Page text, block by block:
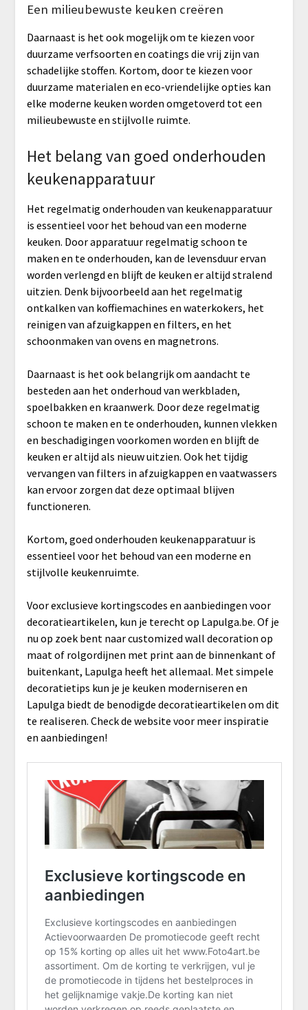
Een milieubewuste keuken creëren
Daarnaast is het ook mogelijk om te kiezen voor
duurzame verfsoorten en coatings die vrij zijn van
schadelijke stoffen. Kortom, door te kiezen voor
duurzame materialen en eco-vriendelijke opties kan
elke moderne keuken worden omgetoverd tot een
milieubewuste en stijlvolle ruimte.
Het belang van goed onderhouden
keukenapparatuur
Het regelmatig onderhouden van keukenapparatuur
is essentieel voor het behoud van een moderne
keuken. Door apparatuur regelmatig schoon te
maken en te onderhouden, kan de levensduur ervan
worden verlengd en blijft de keuken er altijd stralend
uitzien. Denk bijvoorbeeld aan het regelmatig
ontkalken van koffiemachines en waterkokers, het
reinigen van afzuigkappen en filters, en het
schoonmaken van ovens en magnetrons.
Daarnaast is het ook belangrijk om aandacht te
besteden aan het onderhoud van werkbladen,
spoelbakken en kraanwerk. Door deze regelmatig
schoon te maken en te onderhouden, kunnen vlekken
en beschadigingen voorkomen worden en blijft de
keuken er altijd als nieuw uitzien. Ook het tijdig
vervangen van filters in afzuigkappen en vaatwassers
kan ervoor zorgen dat deze optimaal blijven
functioneren.
Kortom, goed onderhouden keukenapparatuur is
essentieel voor het behoud van een moderne en
stijlvolle keukenruimte.
Voor exclusieve kortingscodes en aanbiedingen voor
decoratieartikelen, kun je terecht op Lapulga.be. Of je
nu op zoek bent naar customized wall decoration op
maat of rolgordijnen met print aan de binnenkant of
buitenkant, Lapulga heeft het allemaal. Met simpele
decoratietips kun je je keuken moderniseren en
Lapulga biedt de benodigde decoratieartikelen om dit
te realiseren. Check de website voor meer inspiratie
en aanbiedingen!